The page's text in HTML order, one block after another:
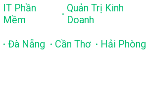
IT Phần
Mềm
. Quản Trị Kinh
Doanh
. Đà Nẵng . Cần Thơ . Hải Phòng